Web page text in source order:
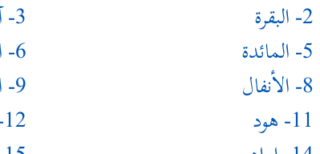
2- البقرة
3- آل عمران
5- المائدة
6- الأنعام
8- الأنفال
9- التوبة
11- هود
12- يوسف